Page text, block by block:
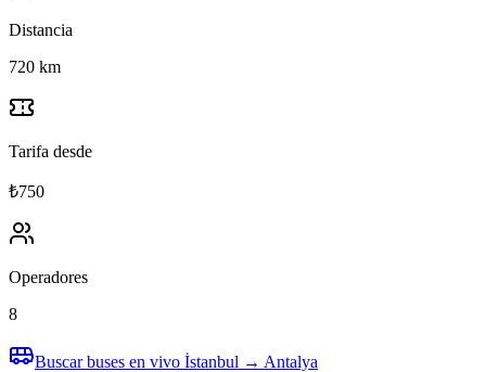
Distancia
720 km
Tarifa desde
₺750
Operadores
8
Buscar buses en vivo İstanbul → Antalya